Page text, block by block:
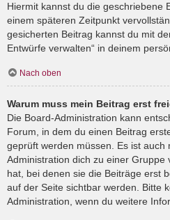
Hiermit kannst du die geschriebene
einem späteren Zeitpunkt
gesicherten Beitrag kannst du mit
Entwürfe verwalten“ in deinem
Nach oben
Warum muss mein Beitrag erst
Die Board-Administration kann
Forum, in dem du einen Beitrag
geprüft werden müssen. Es ist auch
Administration dich zu einer Gruppe
hat, bei denen sie die Beiträge erst
auf der Seite sichtbar werden. Bitte
Administration, wenn du weitere